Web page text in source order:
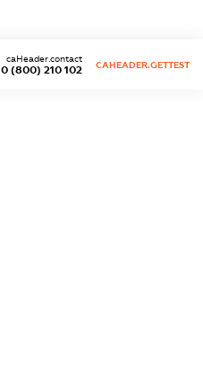
0 (800) 210 102
caHeader.contact
CAHEADER.GETTEST